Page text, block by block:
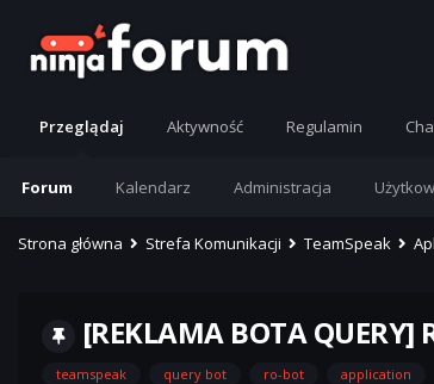
Przeglądaj
Forum Kalendarz Administracja
Aktywność Regulamin
Strona główna Strefa Komunikacji TeamSpeak
[REKLAMA BOTA
teamspeak query bot ro-bot application